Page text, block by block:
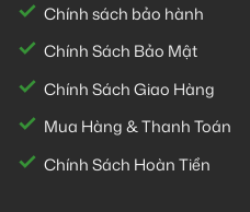
Chính sách bảo hành
Chính Sách Bảo Mật
Chính Sách Giao Hàng
Mua Hàng & Thanh Toán
Chính Sách Hoàn Tiền